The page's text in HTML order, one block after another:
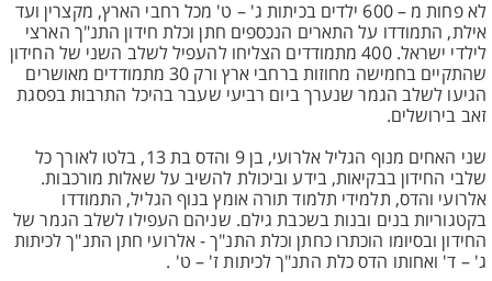
לא פחות מ – 600 ילדים בכיתות ג' – ט' מכל רחבי הארץ, מקצרין ועד
אילת, התמודדו על התארים הנכספים חתן וכלת חידון התנ"ך הארצי
לילדי ישראל. 400 מתמודדים הצליחו להעפיל לשלב השני של החידון
שהתקיים בחמישה מחוזות ברחבי ארץ ורק 30 מתמודדים מאושרים
הגיעו לשלב הגמר שנערך ביום רביעי שעבר בהיכל התרבות בפסגת
זאב בירושלים.
שני האחים מנוף הגליל אלרועי, בן 9 והדס בת 13, בלטו לאורך כל
שלבי החידון בבקיאות, בידע וביכולת להשיב על שאלות מורכבות.
אלרועי והדס, תלמידי תלמוד תורה אומץ בנוף הגליל, התמודדו
בקטגוריות בנים ובנות בשכבת גילם. שניהם העפילו לשלב הגמר של
החידון ובסיומו הוכתרו כחתן וכלת התנ"ך - אלרועי חתן התנ"ך לכיתות
ג' – ד' ואחותו הדס כלת התנ"ך לכיתות ז' – ט' .